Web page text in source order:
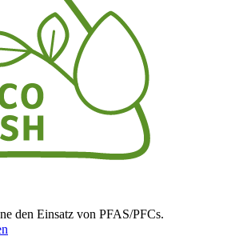
den Einsatz von PFAS/PFCs.